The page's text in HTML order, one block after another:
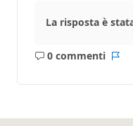
La risposta è
0 commenti
Nessun